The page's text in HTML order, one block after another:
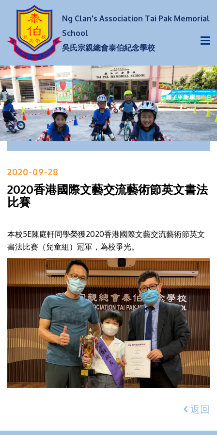
Ng Clan's Association Tai Pak Memorial
School
吳氏宗親總會泰伯紀念學校
2020-09-28
2020香港國際文藝交流藝術節英文書法
比賽
本校5E陳庭軒同學榮獲2020香港國際文藝交流藝術節英文
書法比賽（兒童組）冠軍，為校爭光。
返回